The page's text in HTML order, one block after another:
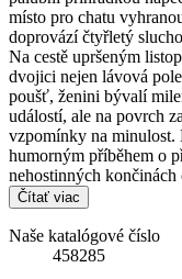
místo pro chatu
doprovází čtyřletý
Na cestě upršeným
dvojici nejen lávová
poušť, ženini bývalí
událostí, ale na povrch
vzpomínky na
humorným příběhem o
nehostinných
Čítať viac
Naše katalógové číslo
458285